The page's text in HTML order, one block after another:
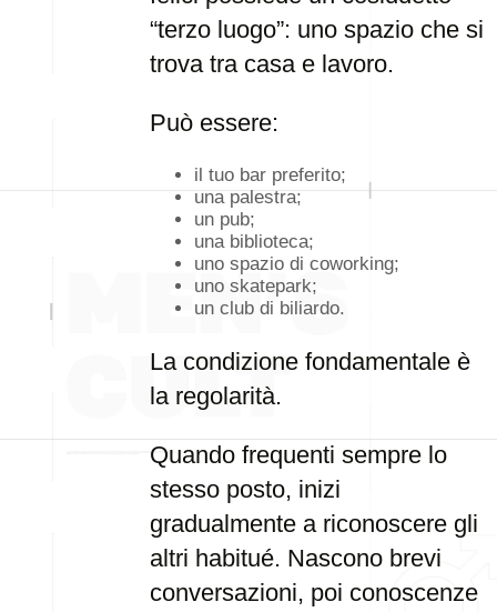
“terzo luogo”: uno spazio che si
trova tra casa e lavoro.
Può essere:
il tuo bar preferito;
una palestra;
un pub;
una biblioteca;
uno spazio di coworking;
uno skatepark;
un club di biliardo.
La condizione fondamentale è
la regolarità.
Quando frequenti sempre lo
stesso posto, inizi
gradualmente a riconoscere gli
altri habitué. Nascono brevi
conversazioni, poi conoscenze